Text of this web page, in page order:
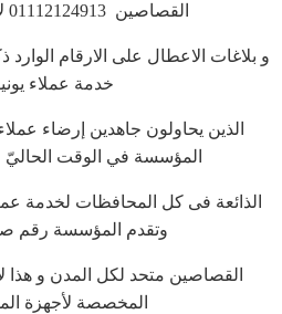
القصاصين 01112124913 لاستقبال تظلمات
خدمة عملاء
المؤسسة في الوقت الحاليّ
الذائعة فى كل المحافظات لخدمة
وتقدم المؤسسة رقم
القصاصين متحد لكل المدن و هذا
المخصصة لأجهزة